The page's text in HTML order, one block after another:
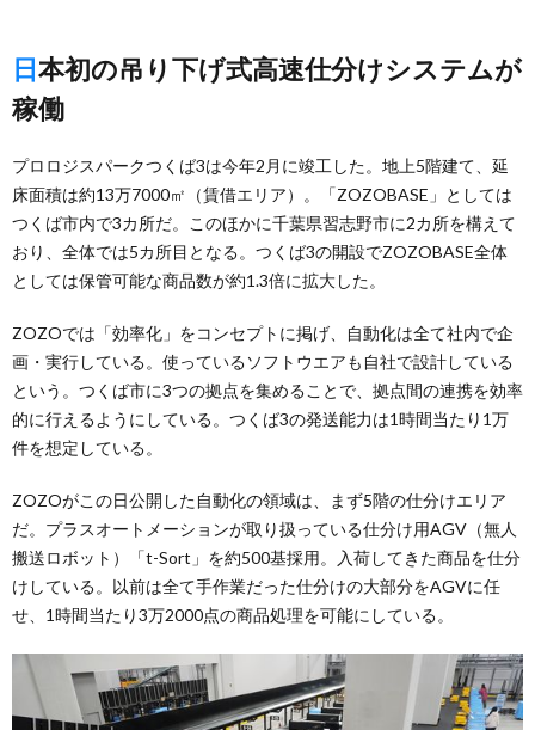
日本初の吊り下げ式高速仕分けシステムが
稼働
プロロジスパークつくば3は今年2月に竣工した。地上5階建て、延
床面積は約13万7000㎡（賃借エリア）。「ZOZOBASE」としては
つくば市内で3カ所だ。このほかに千葉県習志野市に2カ所を構えて
おり、全体では5カ所目となる。つくば3の開設でZOZOBASE全体
としては保管可能な商品数が約1.3倍に拡大した。
ZOZOでは「効率化」をコンセプトに掲げ、自動化は全て社内で企
画・実行している。使っているソフトウエアも自社で設計している
という。つくば市に3つの拠点を集めることで、拠点間の連携を効率
的に行えるようにしている。つくば3の発送能力は1時間当たり1万
件を想定している。
ZOZOがこの日公開した自動化の領域は、まず5階の仕分けエリア
だ。プラスオートメーションが取り扱っている仕分け用AGV（無人
搬送ロボット）「t-Sort」を約500基採用。入荷してきた商品を仕分
けしている。以前は全て手作業だった仕分けの大部分をAGVに任
せ、1時間当たり3万2000点の商品処理を可能にしている。